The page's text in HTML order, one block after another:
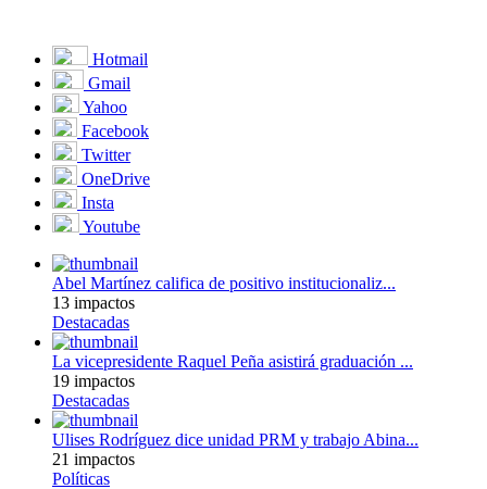
Hotmail
Gmail
Yahoo
Facebook
Twitter
OneDrive
Insta
Youtube
Abel Martínez califica de positivo institucionaliz...
13 impactos
Destacadas
La vicepresidente Raquel Peña asistirá graduación ...
19 impactos
Destacadas
Ulises Rodríguez dice unidad PRM y trabajo Abina...
21 impactos
Políticas